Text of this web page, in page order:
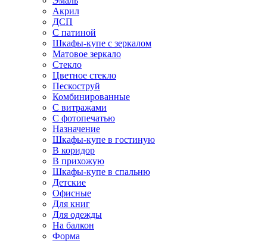
Акрил
ДСП
С патиной
Шкафы-купе с зеркалом
Матовое зеркало
Стекло
Цветное стекло
Пескоструй
Комбинированные
С витражами
С фотопечатью
Назначение
Шкафы-купе в гостиную
В коридор
В прихожую
Шкафы-купе в спальню
Детские
Офисные
Для книг
Для одежды
На балкон
Форма